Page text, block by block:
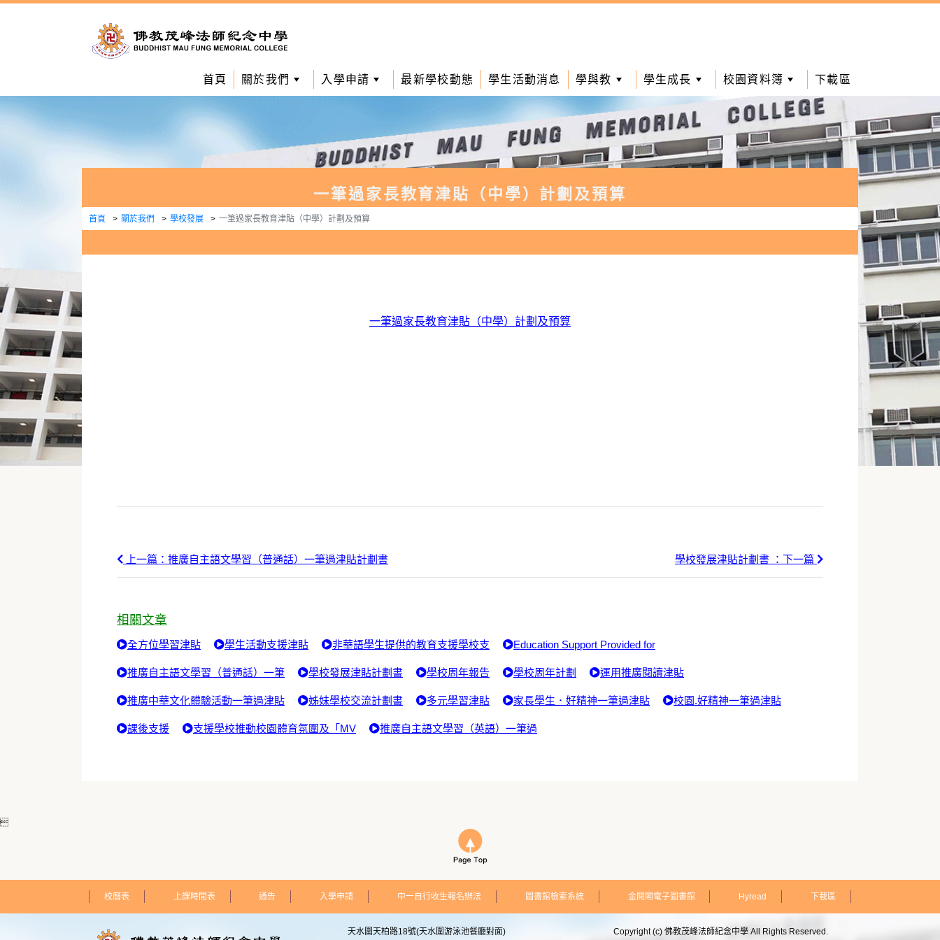
首頁 關於我們 入學申請 最新學校動態 學生活動消息 學與教 學生成長 校園資料簿 下載區
一筆過家長教育津貼（中學）計劃及預算
首頁 關於我們 學校發展 一筆過家長教育津貼（中學）計劃及預算
一筆過家長教育津貼（中學）計劃及預算
上一篇：推廣自主語文學習（普通話）一筆過津貼計劃書 學校發展津貼計劃書 ：下一篇
相關文章
全方位學習津貼 學生活動支援津貼 非華語學生提供的教育支援學校支 Education Support Provided for
推廣自主語文學習（普通話）一筆 學校發展津貼計劃書 學校周年報告 學校周年計劃 運用推廣閱讀津貼
推廣中華文化體驗活動一筆過津貼 姊妹學校交流計劃書 多元學習津貼 家長學生．好精神一筆過津貼 校園.好精神一筆過津貼
課後支援 支援學校推動校園體育氛圍及「MV 推廣自主語文學習（英語）一筆過

校曆表 上課時間表 通告 入學申請 中一自行收生報名辦法 圖書館檢索系統 金閱閣電子圖書館 Hyread 下載區
天水圍天柏路18號(天水圍游泳池餐廳對面) Copyright (c) 佛教茂峰法師紀念中學 All Rights Reserved.